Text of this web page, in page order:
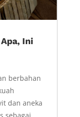
Ini
berbahan
dan aneka